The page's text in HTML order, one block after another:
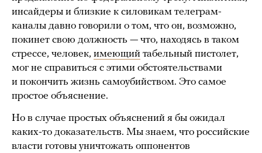
инсайдеры и близкие к силовикам телеграм-
каналы давно говорили о том, что он, возможно,
покинет свою должность — что, находясь в таком
стрессе, человек, имеющий табельный пистолет,
мог не справиться с этими обстоятельствами
и покончить жизнь самоубийством. Это самое
простое объяснение.
Но в случае простых объяснений я бы ожидал
каких-то доказательств. Мы знаем, что российские
власти готовы уничтожать оппонентов